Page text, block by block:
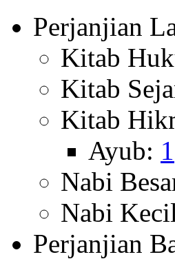
Perjanjian
Kitab
Kitab
Kitab
Ayub: 1
Nabi
Nabi
Perjanjian